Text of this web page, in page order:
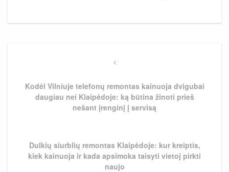
Previous
Kodėl Vilniuje telefonų remontas kainuoja dvigubai
daugiau nei Klaipėdoje: ką būtina žinoti prieš
nešant įrenginį į servisą
Next
Post
Dulkių siurblių remontas Klaipėdoje: kur kreiptis,
kiek kainuoja ir kada apsimoka taisyti vietoj pirkti
naujo